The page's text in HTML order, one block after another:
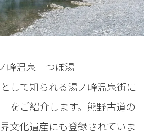
温泉「つぼ湯」
して知られる湯ノ峰温泉街に
をご紹介します。熊野古道の
文化遺産にも登録されていま